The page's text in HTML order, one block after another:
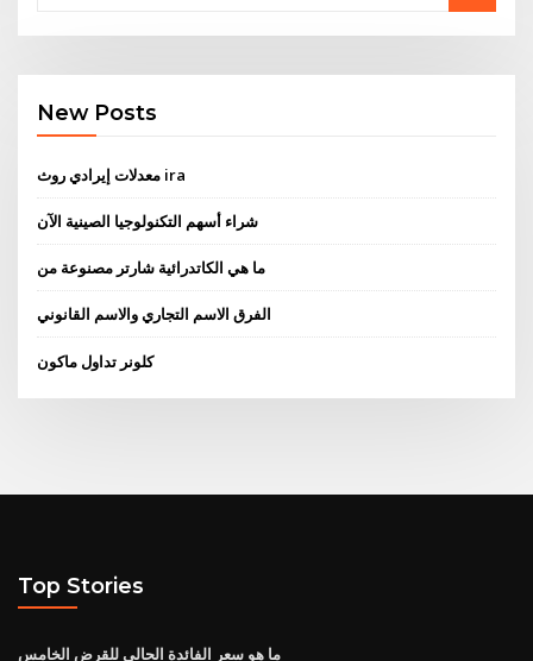
New Posts
معدلات إيرادي روث ira
شراء أسهم التكنولوجيا الصينية الآن
ما هي الكاتدرائية شارتر مصنوعة من
الفرق الاسم التجاري والاسم القانوني
كلونر تداول ماكون
Top Stories
ما هو سعر الفائدة الحالي للقرض الخامس